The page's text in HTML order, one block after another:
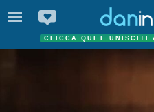
CLICCA QUI E UNISCITI